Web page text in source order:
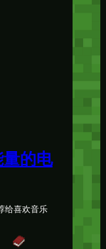
的电
给喜欢音乐